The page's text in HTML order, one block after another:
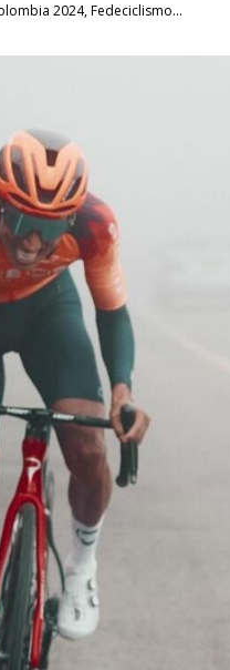
2024, Fedeciclismo...